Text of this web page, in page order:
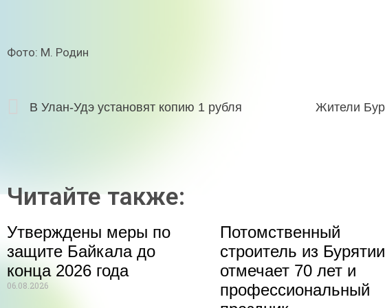
Фото: М. Родин
В Улан-Удэ установят копию 1 рубля
Читайте также:
Утверждены меры по
защите Байкала до
конца 2026 года
06.08.2026
Потомственный
строитель из Бурятии
отмечает 70 лет и
профессиональный